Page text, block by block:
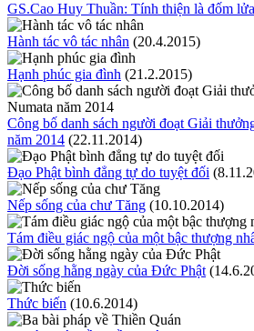
GS.Cao Huy Thuần: Tính thiện là đốm
Hành tác vô tác nhân (20.4.2015)
Hạnh phúc gia đình (21.2.2015)
Công bố danh sách người đoạt Giải
năm 2014 (22.11.2014)
Ðạo Phật bình đẳng tự do tuyệt đối
Nếp sống của chư Tăng (10.10.2014)
Tám điều giác ngộ của một bậc thượng
Ðời sống hằng ngày của Ðức Phật
Thức biến (10.6.2014)